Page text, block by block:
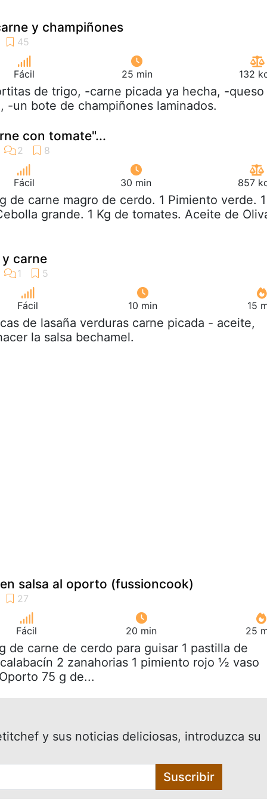
y champiñones
Fácil 25 min 132
de trigo, -carne picada ya hecha, -queso
-un bote de champiñones laminados.
con tomate"...
Fácil 30 min 857
de carne magro de cerdo. 1 Pimiento verde. 1
grande. 1 Kg de tomates. Aceite de
carne
Fácil 10 min 15
de lasaña verduras carne picada - aceite,
la salsa bechamel.
salsa al oporto (fussioncook)
Fácil 20 min 25
de carne de cerdo para guisar 1 pastilla de
2 zanahorias 1 pimiento rojo ½ vaso
75 g de...
y sus noticias deliciosas, introduzca su
Suscribir